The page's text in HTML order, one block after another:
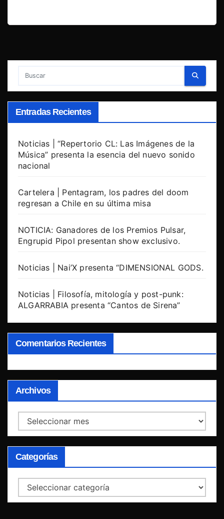
Entradas Recientes
Noticias | “Repertorio CL: Las Imágenes de la
Música” presenta la esencia del nuevo sonido
nacional
Cartelera | Pentagram, los padres del doom
regresan a Chile en su última misa
NOTICIA: Ganadores de los Premios Pulsar,
Engrupid Pipol presentan show exclusivo.
Noticias | Nai’X presenta “DIMENSIONAL GODS.
Noticias | Filosofía, mitología y post-punk:
ALGARRABIA presenta “Cantos de Sirena”
Comentarios Recientes
Archivos
Archivos
Categorías
Categorías